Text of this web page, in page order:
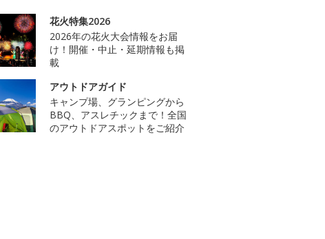
花火特集2026
2026年の花火大会情報をお届
け！開催・中止・延期情報も掲
載
アウトドアガイド
キャンプ場、グランピングから
BBQ、アスレチックまで！全国
のアウトドアスポットをご紹介